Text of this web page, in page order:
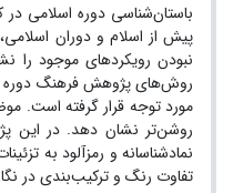
باستان‌شناسی دوره اسلامی
پیش از اسلام و دوران
نبودن رویکردهای موجود را
روش‌های پژوهش فرهنگ دوره
مورد توجه قرار گرفته است.
روشن‌تر نشان دهد. در این
نمادشناسانه و رمزآلود به
تفاوت رنگ و ترکیب‌بندی در